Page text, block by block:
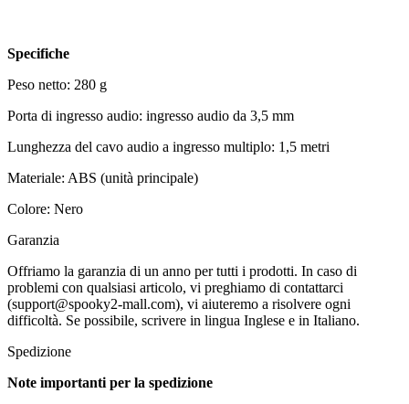
Specifiche
Peso netto: 280 g
Porta di ingresso audio: ingresso audio da 3,5 mm
Lunghezza del cavo audio a ingresso multiplo: 1,5 metri
Materiale: ABS (unità principale)
Colore: Nero
Garanzia
Offriamo la garanzia di un anno per tutti i prodotti. In caso di
problemi con qualsiasi articolo, vi preghiamo di contattarci
(support@spooky2-mall.com), vi aiuteremo a risolvere ogni
difficoltà. Se possibile, scrivere in lingua Inglese e in Italiano.
Spedizione
Note importanti per la spedizione